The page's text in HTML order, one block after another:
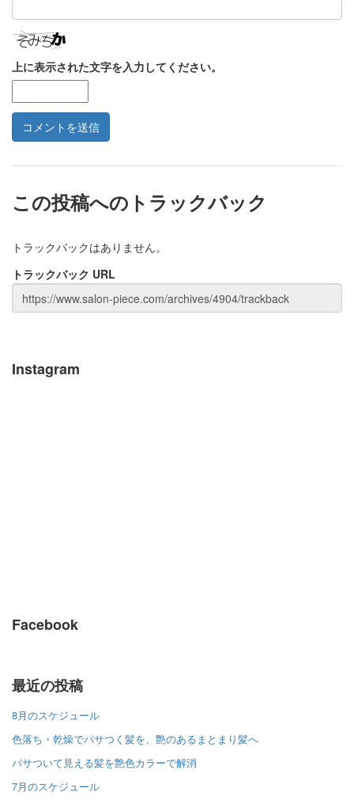
上に表示された文字を入力してください。
この投稿へのトラックバック
トラックバックはありません。
トラックバック URL
Instagram
Facebook
最近の投稿
8月のスケジュール
色落ち・乾燥でパサつく髪を、艶のあるまとまり髪へ
パサついて見える髪を艶色カラーで解消
7月のスケジュール